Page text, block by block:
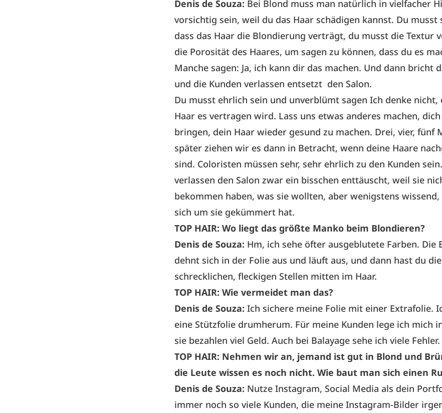
Denis de Souza: Bei Blond muss man natürlich in vielfacher
vorsichtig sein, weil du das Haar schädigen kannst. Du musst
dass das Haar die Blondierung verträgt, du musst die Textur
die Porosität des Haares, um sagen zu können, dass du es
Manche sagen: Ja, ich kann dir das machen. Und dann bricht
und die Kunden verlassen entsetzt den Salon.
Du musst ehrlich sein und unverblümt sagen Ich denke nicht,
Haar es vertragen wird. Lass uns etwas anderes machen,
bringen, dein Haar wieder gesund zu machen. Drei, vier, fünf
später ziehen wir es dann in Betracht, wenn deine Haare
sind. Coloristen müssen sehr, sehr ehrlich zu den Kunden
verlassen den Salon zwar ein bisschen enttäuscht, weil sie
bekommen haben, was sie wollten, aber wenigstens wissend,
sich um sie gekümmert hat.
TOP HAIR: Wo liegt das größte Manko beim Blondieren?
Denis de Souza: Hm, ich sehe öfter ausgeblutete Farben. Die
dehnt sich in der Folie aus und läuft aus, und dann hast du
schrecklichen, fleckigen Stellen mitten im Haar.
TOP HAIR: Wie vermeidet man das?
Denis de Souza: Ich sichere meine Folie mit einer Extrafolie.
eine Stützfolie drumherum. Für meine Kunden lege ich mich
sie bezahlen viel Geld. Auch bei Balayage sehe ich viele Fehler.
TOP HAIR: Nehmen wir an, jemand ist gut in Blond und
die Leute wissen es noch nicht. Wie baut man sich einen
Denis de Souza: Nutze Instagram, Social Media als dein
immer noch so viele Kunden, die meine Instagram-Bilder